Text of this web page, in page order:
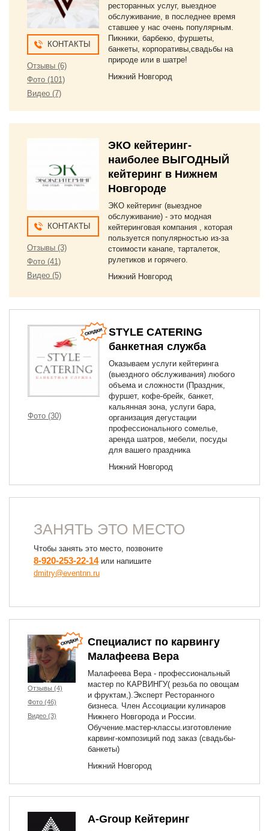
КОНТАКТЫ
Отзывы (6)
Фото (101)
Видео (7)
ресторанных услуг, выездное
обслуживание, в последнее время
ставшее у нас очень популярным.
Пикники, барбекю, фуршеты,
банкеты, корпоративы,свадьбы на
природе или в шатре!
Нижний Новгород
КОНТАКТЫ
Отзывы (3)
Фото (41)
Видео (5)
ЭКО кейтеринг-
наиболее ВЫГОДНЫЙ
кейтеринг в Нижнем
Новгороде
ЭКО кейтеринг (выездное
обслуживание) - это модная
кейтеринговая компания , которая
пользуется популярностью из-за
стоимости канапе, тарталеток,
рулетиков и горячего.
Нижний Новгород
Фото (30)
STYLE CATERING
банкетная служба
Оказываем услуги кейтеринга
(выездного обслуживания) любого
объема и сложности (Праздник,
фуршет, кофе-брейк, банкет,
кальянная зона, услуги бара,
организация дегустации
профессионального сомелье,
аренда шатров, мебели, посуды
для вашего праздника
Нижний Новгород
ЗАНЯТЬ ЭТО МЕСТО
Чтобы занять это место, позвоните
8-920-253-22-14или напишите
dmitry@eventnn.ru
Отзывы (4)
Фото (46)
Видео (3)
Специалист по карвингу
Малафеева Вера
Малафеева Вера - профессиональный
мастер по КАРВИНГУ( резьба по овощам
и фруктам,).Эксперт Ресторанного
бизнеса. Член Ассоциации кулинаров
Нижнего Новгорода и России.
Обучение.мастер-классы.изготовление
карвинг-композиций под заказ (свадьбы-
банкеты)
Нижний Новгород
A-Group Кейтеринг